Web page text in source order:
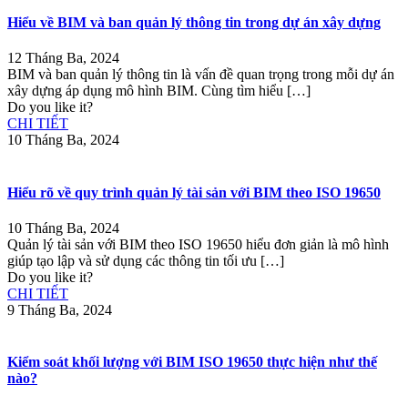
Hiểu về BIM và ban quản lý thông tin trong dự án xây dựng
12 Tháng Ba, 2024
BIM và ban quản lý thông tin là vấn đề quan trọng trong mỗi dự án
xây dựng áp dụng mô hình BIM. Cùng tìm hiểu […]
Do you like it?
CHI TIẾT
10 Tháng Ba, 2024
Hiểu rõ về quy trình quản lý tài sản với BIM theo ISO 19650
10 Tháng Ba, 2024
Quản lý tài sản với BIM theo ISO 19650 hiểu đơn giản là mô hình
giúp tạo lập và sử dụng các thông tin tối ưu […]
Do you like it?
CHI TIẾT
9 Tháng Ba, 2024
Kiểm soát khối lượng với BIM ISO 19650 thực hiện như thế
nào?